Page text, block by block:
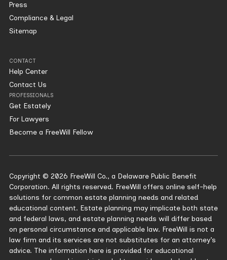
Press
Compliance & Legal
Sitemap
CONTACT
Help Center
Contact Us
PROFESSIONALS
Get Estately
For Lawyers
Become a FreeWill Fellow
Copyright © 2026 FreeWill Co., a Delaware Public Benefit
Corporation. All rights reserved. FreeWill offers online self-help
solutions for common estate planning needs and related
educational content. Estate planning may implicate both state
and federal laws, and estate planning needs will differ based
on personal circumstance and applicable law. FreeWill is not a
law firm and its services are not substitutes for an attorney’s
advice. The information here is provided for educational